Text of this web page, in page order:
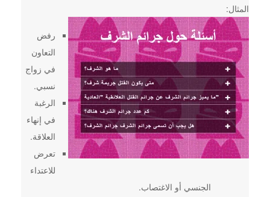
المثال:
رفض
التعاون
في زواج
نسبي.
الرغبة
في إنهاء
العلاقة.
تعرض
للاعتداء
الجنسي أو الاغتصاب.